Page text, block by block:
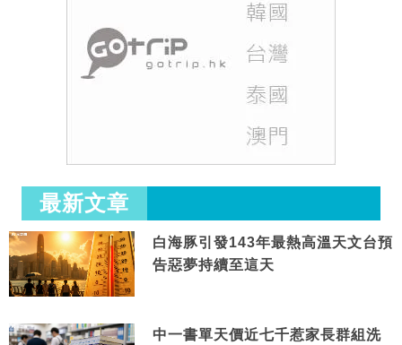
最新文章
白海豚引發143年最熱高溫天文台預
告惡夢持續至這天
中一書單天價近七千惹家長群組洗